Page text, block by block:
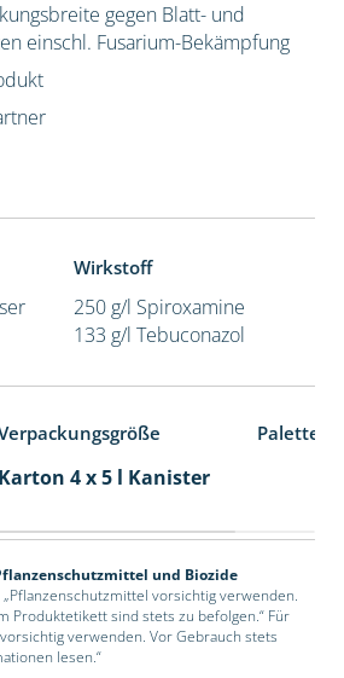
gegen Blatt- und
einschl. Fusarium-Bekämpfung
Wirkstoff
250 g/l Spiroxamine
133 g/l Tebuconazol
Karton 4 x 5 l Kanister
und Biozide
vorsichtig verwenden.
Produktetikett sind stets zu befolgen.“ Für
verwenden. Vor Gebrauch stets
lesen.“